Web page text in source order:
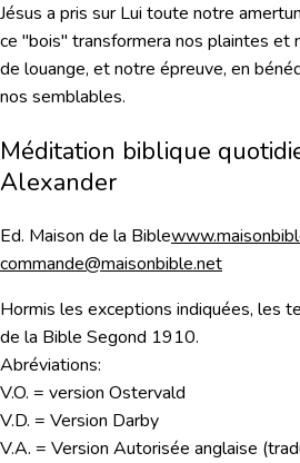
Jésus a pris sur Lui toute notre
ce "bois" transformera nos plaintes et
de louange, et notre épreuve, en
nos semblables.
Méditation biblique
Alexander
Ed. Maison de la Bible
commande@maisonbible.net
Hormis les exceptions indiquées, les
de la Bible Segond 1910.
Abréviations:
V.O. = version Ostervald
V.D. = Version Darby
V.A. = Version Autorisée anglaise